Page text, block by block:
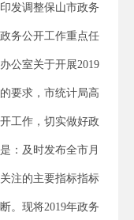
发调整保山市政务
务公开工作重点任
公室关于开展2019
要求，市统计局高
工作，切实做好政
：及时发布全市月
注的主要指标指标
。现将2019年政务